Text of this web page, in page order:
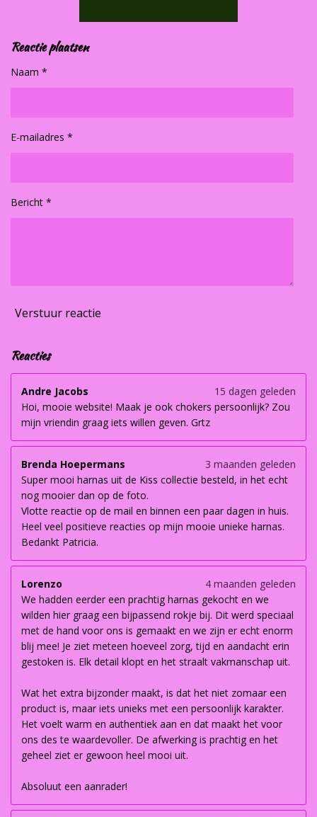
Reactie plaatsen
Naam *
E-mailadres *
Bericht *
Verstuur reactie
Reacties
Andre Jacobs
15 dagen geleden
Hoi, mooie website! Maak je ook chokers persoonlijk? Zou
mijn vriendin graag iets willen geven. Grtz
Brenda Hoepermans
3 maanden geleden
Super mooi harnas uit de Kiss collectie besteld, in het echt
nog mooier dan op de foto.
Vlotte reactie op de mail en binnen een paar dagen in huis.
Heel veel positieve reacties op mijn mooie unieke harnas.
Bedankt Patricia.
Lorenzo
4 maanden geleden
We hadden eerder een prachtig harnas gekocht en we
wilden hier graag een bijpassend rokje bij. Dit werd speciaal
met de hand voor ons is gemaakt en we zijn er echt enorm
blij mee! Je ziet meteen hoeveel zorg, tijd en aandacht erin
gestoken is. Elk detail klopt en het straalt vakmanschap uit.
Wat het extra bijzonder maakt, is dat het niet zomaar een
product is, maar iets unieks met een persoonlijk karakter.
Het voelt warm en authentiek aan en dat maakt het voor
ons des te waardevoller. De afwerking is prachtig en het
geheel ziet er gewoon heel mooi uit.
Absoluut een aanrader!